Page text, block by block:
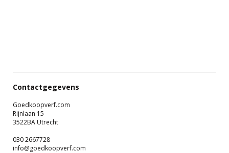
Contactgegevens
Goedkoopverf.com
Rijnlaan 15
3522BA Utrecht
030 2667728
info@goedkoopverf.com